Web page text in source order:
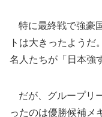
特に最終戦で強豪
トは大きったよう
名人たちが「日本強
だが、グループリ
ったのは優勝候補メ